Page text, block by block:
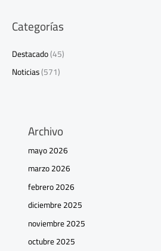
Categorías
Destacado(45)
Noticias(571)
Archivo
mayo 2026
marzo 2026
febrero 2026
diciembre 2025
noviembre 2025
octubre 2025